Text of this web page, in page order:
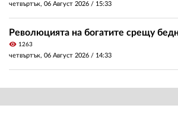
четвъртък, 06 Август 2026 / 15:33
Революцията на богатите срещу
visibility 1263
четвъртък, 06 Август 2026 / 14:33